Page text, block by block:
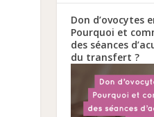
Don d’ovocytes
Pourquoi et
des séances
du transfert ?